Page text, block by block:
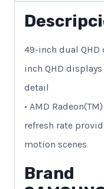
49-inch dual
inch QHD
detail
• AMD
refresh rate
motion scenes
Brand